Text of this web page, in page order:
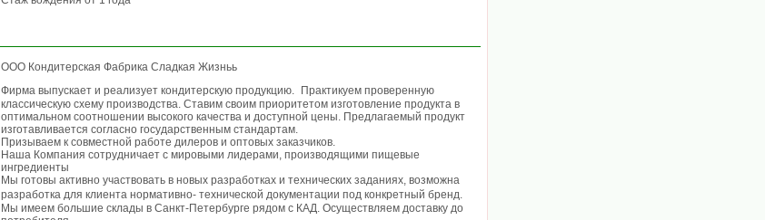
ООО Кондитерская Фабрика Сладкая Жизньь
Фирма выпускает и реализует кондитерскую продукцию. Практикуем проверенную
классическую схему производства. Ставим своим приоритетом изготовление продукта в
оптимальном соотношении высокого качества и доступной цены. Предлагаемый продукт
изготавливается согласно государственным стандартам.
Призываем к совместной работе дилеров и оптовых заказчиков.
Наша Компания сотрудничает с мировыми лидерами, производящими пищевые
ингредиенты
Мы готовы активно участвовать в новых разработках и технических заданиях, возможна
разработка для клиента нормативно- технической документации под конкретный бренд.
Мы имеем большие склады в Санкт-Петербурге рядом с КАД. Осуществляем доставку до